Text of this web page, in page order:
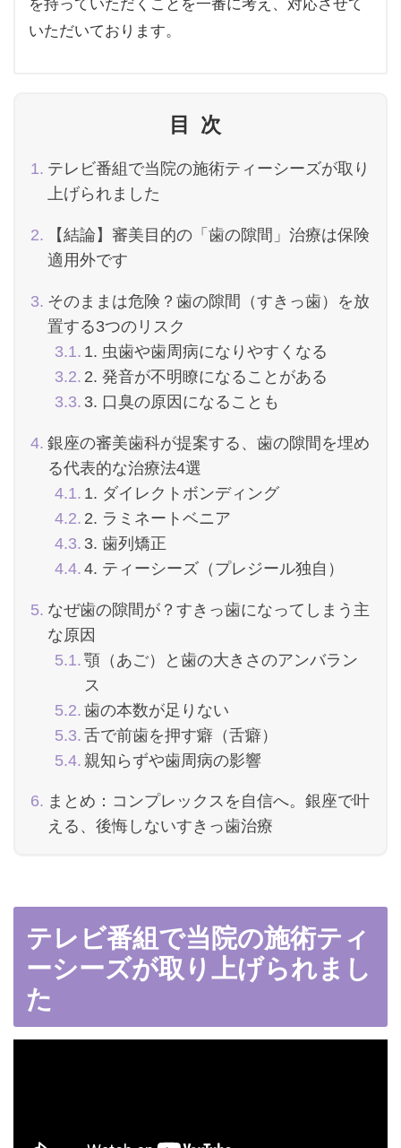
を持っていただくことを一番に考え、対応させて
いただいております。
目次
テレビ番組で当院の施術ティーシーズが取り
上げられました
【結論】審美目的の「歯の隙間」治療は保険
適用外です
そのままは危険？歯の隙間（すきっ歯）を放
置する3つのリスク
1. 虫歯や歯周病になりやすくなる
2. 発音が不明瞭になることがある
3. 口臭の原因になることも
銀座の審美歯科が提案する、歯の隙間を埋め
る代表的な治療法4選
1. ダイレクトボンディング
2. ラミネートベニア
3. 歯列矯正
4. ティーシーズ（プレジール独自）
なぜ歯の隙間が？すきっ歯になってしまう主
な原因
顎（あご）と歯の大きさのアンバラン
ス
歯の本数が足りない
舌で前歯を押す癖（舌癖）
親知らずや歯周病の影響
まとめ：コンプレックスを自信へ。銀座で叶
える、後悔しないすきっ歯治療
テレビ番組で当院の施術ティ
ーシーズが取り上げられまし
た